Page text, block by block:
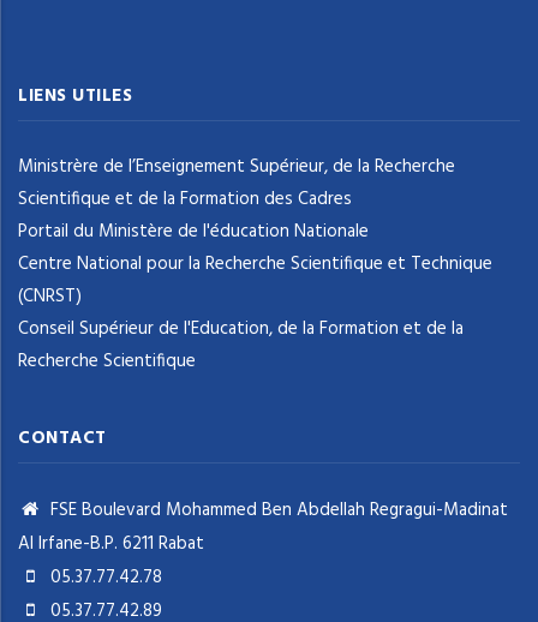
LIENS UTILES
Ministrère de l’Enseignement Supérieur, de la Recherche
Scientifique et de la Formation des Cadres
Portail du Ministère de l'éducation Nationale
Centre National pour la Recherche Scientifique et Technique
(CNRST)
Conseil Supérieur de l'Education, de la Formation et de la
Recherche Scientifique
CONTACT
FSE Boulevard Mohammed Ben Abdellah Regragui-Madinat
Al Irfane-B.P. 6211 Rabat
05.37.77.42.78
05.37.77.42.89